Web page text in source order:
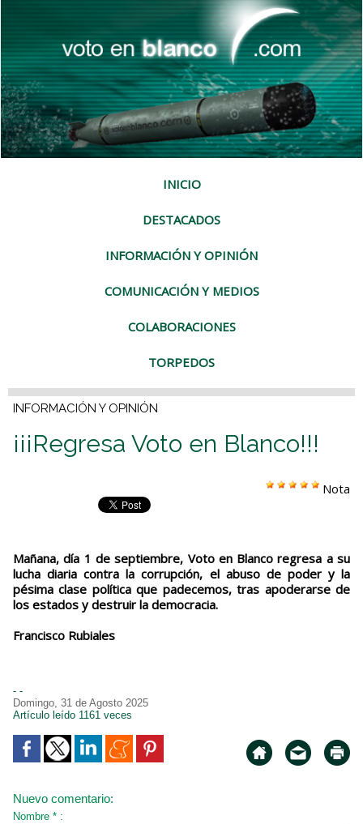
INICIO
DESTACADOS
INFORMACIÓN Y OPINIÓN
COMUNICACIÓN Y MEDIOS
COLABORACIONES
TORPEDOS
INFORMACIÓN Y OPINIÓN
¡¡¡Regresa Voto en Blanco!!!
Nota
Mañana, día 1 de septiembre, Voto en Blanco regresa a su
lucha diaria contra la corrupción, el abuso de poder y la
pésima clase política que padecemos, tras apoderarse de
los estados y destruir la democracia.
Francisco Rubiales
- -
Domingo, 31 de Agosto 2025
Artículo leído 1161 veces
Nuevo comentario:
Nombre * :